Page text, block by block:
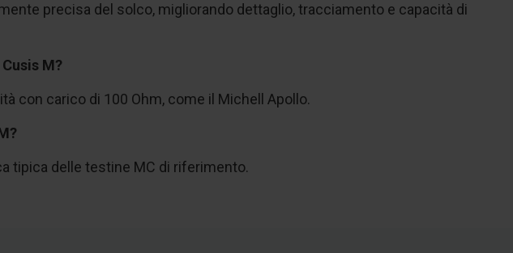
precisa del solco, migliorando dettaglio, tracciamento e capacità di
M?
con carico di 100 Ohm, come il Michell Apollo.
tipica delle testine MC di riferimento.